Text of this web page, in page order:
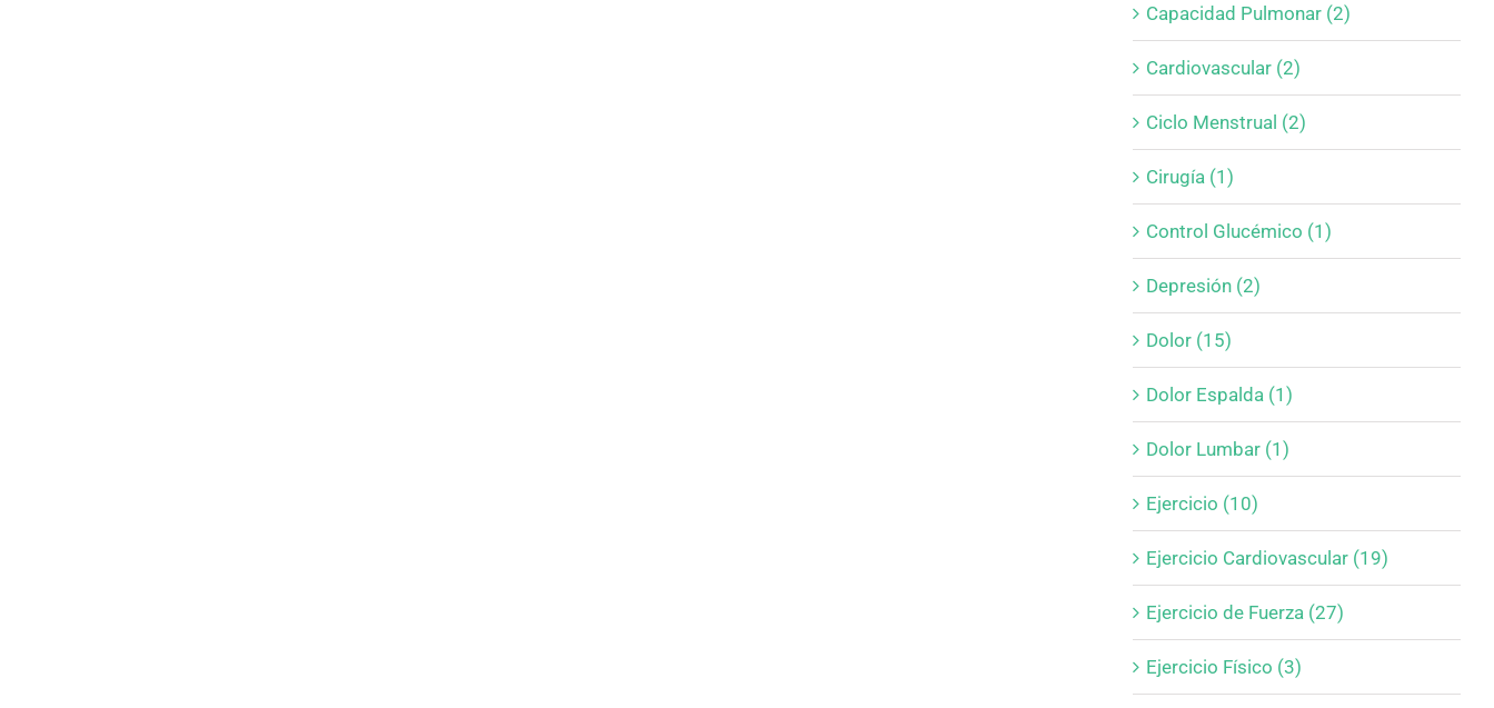
Capacidad Pulmonar (2)
Cardiovascular (2)
Ciclo Menstrual (2)
Cirugía (1)
Control Glucémico (1)
Depresión (2)
Dolor (15)
Dolor Espalda (1)
Dolor Lumbar (1)
Ejercicio (10)
Ejercicio Cardiovascular (19)
Ejercicio de Fuerza (27)
Ejercicio Físico (3)